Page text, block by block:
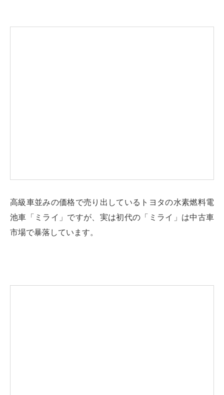
高級車並みの価格で売り出しているトヨタの水素燃料電
池車「ミライ」ですが、実は初代の「ミライ」は中古車
市場で暴落しています。